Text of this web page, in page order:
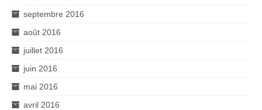
septembre 2016
août 2016
juillet 2016
juin 2016
mai 2016
avril 2016